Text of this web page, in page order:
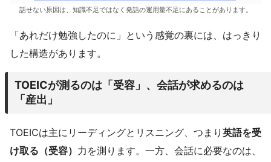
話せない原因は、知識不足ではなく発話の運用量不足にあることがあります。
「あれだけ勉強したのに」という感覚の裏には、はっきり
した構造があります。
TOEICが測るのは「受容」、会話が求めるのは
「産出」
TOEICは主にリーディングとリスニング、つまり 英語を受
け取る（受容） 力を測ります。一方、会話に必要なのは、